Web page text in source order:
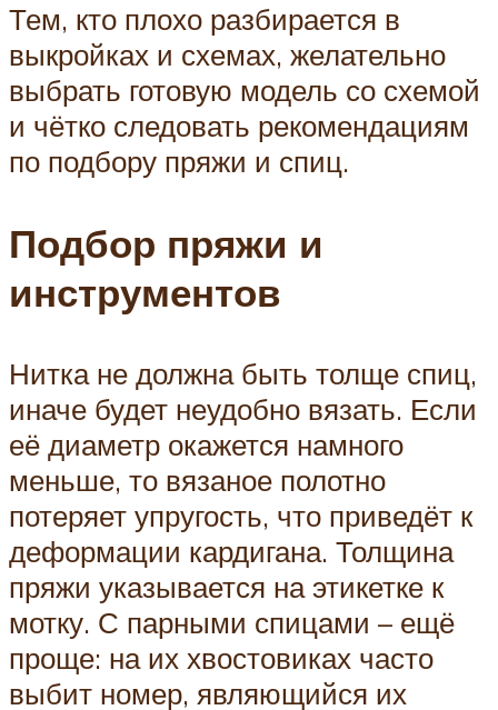
Тем, кто плохо разбирается в
выкройках и схемах, желательно
выбрать готовую модель со схемой
и чётко следовать рекомендациям
по подбору пряжи и спиц.
Подбор пряжи и
инструментов
Нитка не должна быть толще спиц,
иначе будет неудобно вязать. Если
её диаметр окажется намного
меньше, то вязаное полотно
потеряет упругость, что приведёт к
деформации кардигана. Толщина
пряжи указывается на этикетке к
мотку. С парными спицами – ещё
проще: на их хвостовиках часто
выбит номер, являющийся их